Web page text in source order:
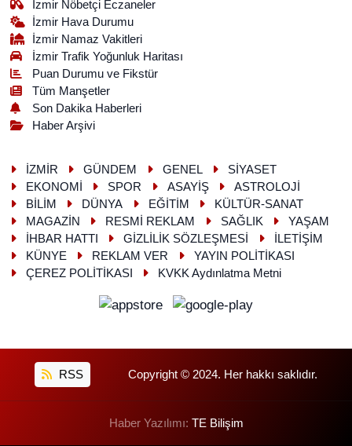
İzmir Nöbetçi Eczaneler
İzmir Hava Durumu
İzmir Namaz Vakitleri
İzmir Trafik Yoğunluk Haritası
Puan Durumu ve Fikstür
Tüm Manşetler
Son Dakika Haberleri
Haber Arşivi
İZMİR GÜNDEM GENEL
SİYASET
EKONOMİ
SPOR ASAYİŞ
ASTROLOJİ
BİLİM
DÜNYA EĞİTİM
KÜLTÜR-SANAT
MAGAZİN
RESMİ REKLAM SAĞLIK
YAŞAM
İHBAR HATTI
GİZLİLİK SÖZLEŞMESİ
İLETİŞİM
KÜNYE
REKLAM VER
YAYIN POLİTİKASI
ÇEREZ POLİTİKASI
KVKK Aydınlatma Metni
RSS Copyright © 2024. Her hakkı saklıdır.
Haber Yazılımı: TE Bilişim